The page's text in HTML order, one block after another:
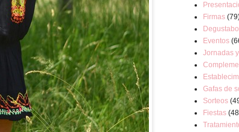
Firmas
Eventos
Jornadas
Gafas de
Sorteos
Fiestas